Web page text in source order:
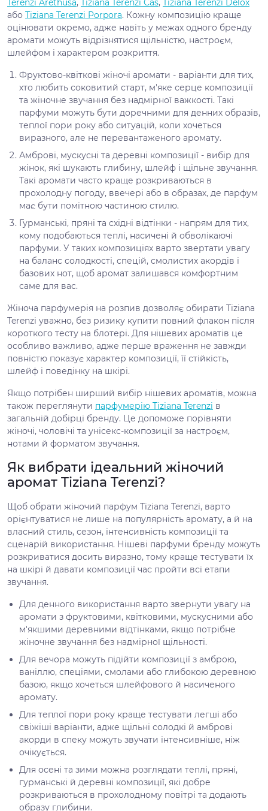
Terenzi Arethusa, Tiziana Terenzi Cas,
Tiziana Terenzi Delox
або Tiziana Terenzi Porpora. Кожну композицію краще
оцінювати окремо, адже навіть у межах одного бренду
аромати можуть відрізнятися щільністю, настроєм,
шлейфом і характером розкриття.
Фруктово-квіткові жіночі аромати - варіанти для тих,
хто любить соковитий старт, м'яке серце композиції
та жіночне звучання без надмірної важкості. Такі
парфуми можуть бути доречними для денних образів,
теплої пори року або ситуацій, коли хочеться
виразного, але не перевантаженого аромату.
Амброві, мускусні та деревні композиції - вибір для
жінок, які шукають глибину, шлейф і щільне звучання.
Такі аромати часто краще розкриваються в
прохолодну погоду, ввечері або в образах, де парфум
має бути помітною частиною стилю.
Гурманські, пряні та східні відтінки - напрям для тих,
кому подобаються теплі, насичені й обволікаючі
парфуми. У таких композиціях варто звертати увагу
на баланс солодкості, спецій, смолистих акордів і
базових нот, щоб аромат залишався комфортним
саме для вас.
Жіноча парфумерія на розпив дозволяє обирати Tiziana
Terenzi уважно, без ризику купити повний флакон після
короткого тесту на блотері. Для нішевих ароматів це
особливо важливо, адже перше враження не завжди
повністю показує характер композиції, її стійкість,
шлейф і поведінку на шкірі.
Якщо потрібен ширший вибір нішевих ароматів, можна
також переглянути парфумерію Tiziana Terenzi в
загальній добірці бренду. Це допоможе порівняти
жіночі, чоловічі та унісекс-композиції за настроєм,
нотами й форматом звучання.
Як вибрати ідеальний жіночий
аромат Tiziana Terenzi?
Щоб обрати жіночий парфум Tiziana Terenzi, варто
орієнтуватися не лише на популярність аромату, а й на
власний стиль, сезон, інтенсивність композиції та
сценарій використання. Нішеві парфуми бренду можуть
розкриватися досить виразно, тому краще тестувати їх
на шкірі й давати композиції час пройти всі етапи
звучання.
Для денного використання варто звернути увагу на
аромати з фруктовими, квітковими, мускусними або
м'якшими деревними відтінками, якщо потрібне
жіночне звучання без надмірної щільності.
Для вечора можуть підійти композиції з амброю,
ваніллю, спеціями, смолами або глибокою деревною
базою, якщо хочеться шлейфового й насиченого
аромату.
Для теплої пори року краще тестувати легші або
свіжіші варіанти, адже щільні солодкі й амброві
акорди в спеку можуть звучати інтенсивніше, ніж
очікується.
Для осені та зими можна розглядати теплі, пряні,
гурманські й деревні композиції, які добре
розкриваються в прохолодному повітрі та додають
образу глибини.